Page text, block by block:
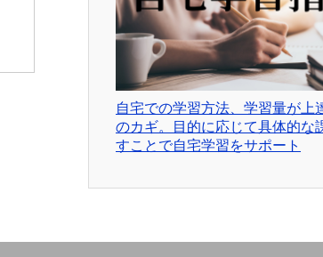
自宅での学習方法、学習量が上
のカギ。目的に応じて具体的な
すことで自宅学習をサポート